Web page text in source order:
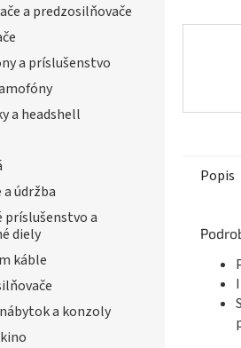
a predzosilňovače
a príslušenstvo
a headshell
údržba
príslušenstvo a
diely
káble
a konzoly
Popis